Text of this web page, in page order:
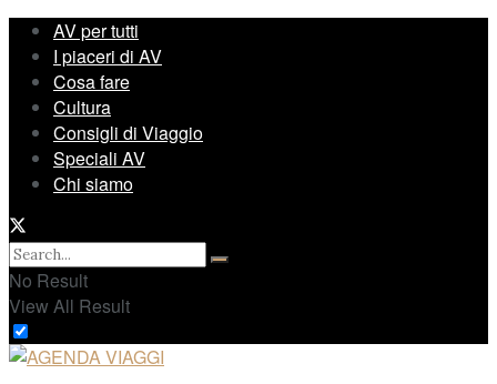
AV per tutti
I piaceri di AV
Cosa fare
Cultura
Consigli di Viaggio
Speciali AV
Chi siamo
No Result
View All Result